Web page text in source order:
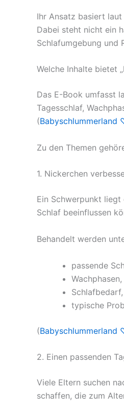
Ihr Ansatz basiert
Dabei steht nicht ein
Schlafumgebung und
Welche Inhalte bietet
Das E-Book umfasst
Tagesschlaf,
(Babyschlummerland
Zu den Themen
1. Nickerchen
Ein Schwerpunkt
Schlaf beeinflussen
Behandelt werden
passende
Wachphasen,
Schlafbedarf,
typische
(Babyschlummerland
2. Einen passenden
Viele Eltern suchen
schaffen, die zum